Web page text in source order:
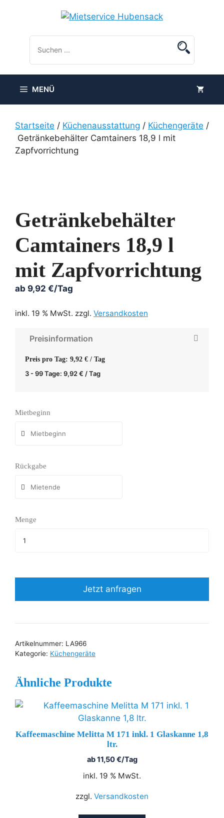
MENÜ
Startseite / Küchenausstattung / Küchengeräte /
Getränkebehälter Camtainers 18,9 l mit
Zapfvorrichtung
Getränkebehälter
Camtainers 18,9 l
mit Zapfvorrichtung
ab 9,92 €/Tag
inkl. 19 % MwSt. zzgl. Versandkosten
Preisinformation
Preis pro Tag: 9,92 € / Tag
3 - 99 Tage: 9,92€ / Tag
Mietbeginn
Rückgabe
Menge
Jetzt anfragen
Artikelnummer: LA966
Kategorie: Küchengeräte
Ähnliche Produkte
Kaffeemaschine Melitta M 171 inkl. 1 Glaskanne 1,8
ltr.
ab11,50€/Tag
inkl. 19 % MwSt.
zzgl. Versandkosten